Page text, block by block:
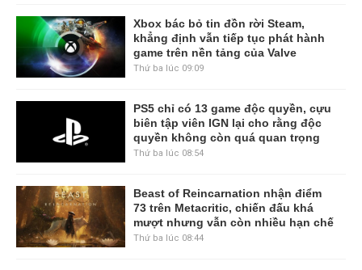
Xbox bác bỏ tin đồn rời Steam,
khẳng định vẫn tiếp tục phát hành
game trên nền tảng của Valve
Thứ ba lúc 09:09
PS5 chỉ có 13 game độc quyền, cựu
biên tập viên IGN lại cho rằng độc
quyền không còn quá quan trọng
Thứ ba lúc 08:54
Beast of Reincarnation nhận điểm
73 trên Metacritic, chiến đấu khá
mượt nhưng vẫn còn nhiều hạn chế
Thứ ba lúc 08:44